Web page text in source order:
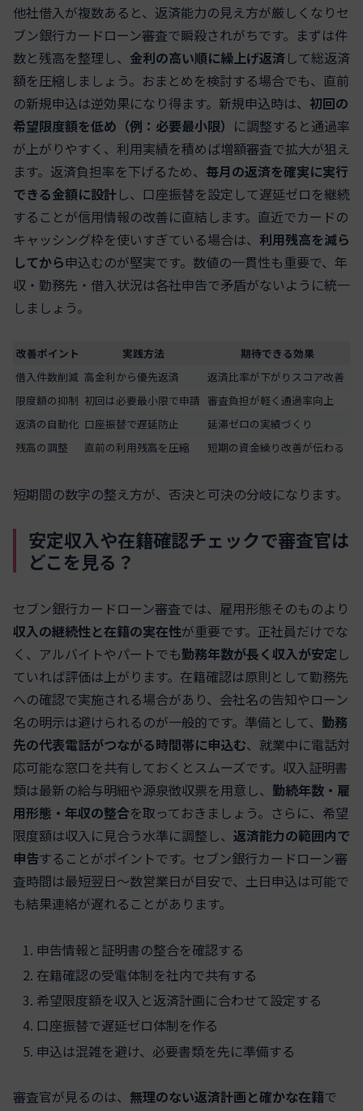
他社借入が複数あると、返済能力の見え方が厳しくなりセ
ブン銀行カードローン審査で瞬殺されがちです。まずは件
数と残高を整理し、 金利の高い順に繰上げ返済 して総返済
額を圧縮しましょう。おまとめを検討する場合でも、直前
の新規申込は逆効果になり得ます。新規申込時は、 初回の
希望限度額を低め（例：必要最小限） に調整すると通過率
が上がりやすく、利用実績を積めば増額審査で拡大が狙え
ます。返済負担率を下げるため、 毎月の返済を確実に実行
できる金額に設計し、口座振替を設定して遅延ゼロを継続
することが信用情報の改善に直結します。直近でカードの
キャッシング枠を使いすぎている場合は、 利用残高を減ら
してから申込むのが堅実です。数値の一貫性も重要で、年
収・勤務先・借入状況は各社申告で矛盾がないように統一
しましょう。
改善ポイント 実践方法
期待できる効果
借入件数削減 高金利から優先返済
返済比率が下がりスコア改善
限度額の抑制 初回は必要最小限で申請 審査負担が軽く通過率向上
返済の自動化 口座振替で遅延防止
延滞ゼロの実績づくり
残高の調整
直前の利用残高を圧縮 短期の資金繰り改善が伝わる
短期間の数字の整え方が、否決と可決の分岐になります。
安定収入や在籍確認チェックで審査官は
どこを見る？
セブン銀行カードローン審査では、雇用形態そのものより
収入の継続性と在籍の実在性が重要です。正社員だけでな
く、アルバイトやパートでも勤務年数が長く収入が安定 し
ていれば評価は上がります。在籍確認は原則として勤務先
への確認で実施される場合があり、会社名の告知やローン
名の明示は避けられるのが一般的です。準備として、 勤務
先の代表電話がつながる時間帯に申込む、就業中に電話対
応可能な窓口を共有しておくとスムーズです。収入証明書
類は最新の給与明細や源泉徴収票を用意し、 勤続年数・雇
用形態・年収の整合を取っておきましょう。さらに、希望
限度額は収入に見合う水準に調整し、 返済能力の範囲内で
申告することがポイントです。セブン銀行カードローン審
査時間は最短翌日～数営業日が目安で、土日申込は可能で
も結果連絡が遅れることがあります。
申告情報と証明書の整合を確認する
在籍確認の受電体制を社内で共有する
希望限度額を収入と返済計画に合わせて設定する
口座振替で遅延ゼロ体制を作る
申込は混雑を避け、必要書類を先に準備する
審査官が見るのは、 無理のない返済計画と確かな在籍で